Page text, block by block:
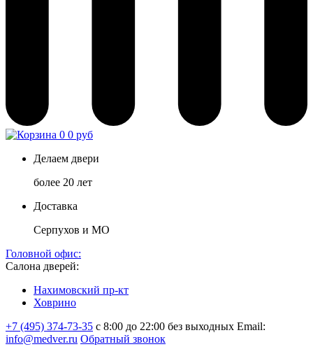
0 0 руб
Делаем двери
более 20 лет
Доставка
Серпухов и МО
Головной офис:
Салона дверей:
Нахимовский пр-кт
Ховрино
+7 (495) 374-73-35 с 8:00 до 22:00 без выходных Email:
info@medver.ru Обратный звонок